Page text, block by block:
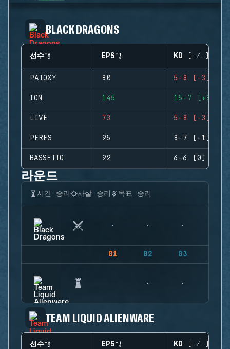
BLACK DRAGONS
선수 EPS KD (+/-)
PATOXY 80 5-8 (-3)
ION 145 15-7 (+8)
LIVE 73 5-8 (-3)
PERES 95 8-7 (+1)
BASSETTO 92 6-6 (0)
라운드
시간 승리 사살 승리 목표 승리
01 02 03
TEAM LIQUID ALIENWARE
선수 EPS KD (+/-)